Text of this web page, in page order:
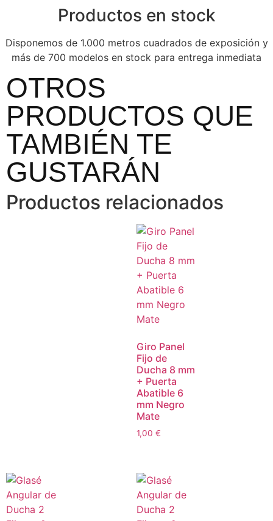
Productos en stock
Disponemos de 1.000 metros cuadrados de exposición y
más de 700 modelos en stock para entrega inmediata
OTROS
PRODUCTOS QUE
TAMBIÉN TE
GUSTARÁN
Productos relacionados
Giro Panel
Fijo de
Ducha 8 mm
+ Puerta
Abatible 6
mm Negro
Mate
1,00 €